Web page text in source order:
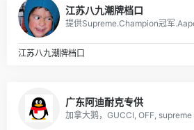
江苏八九潮牌档口
江苏八九潮牌档口
广东阿迪耐克专供